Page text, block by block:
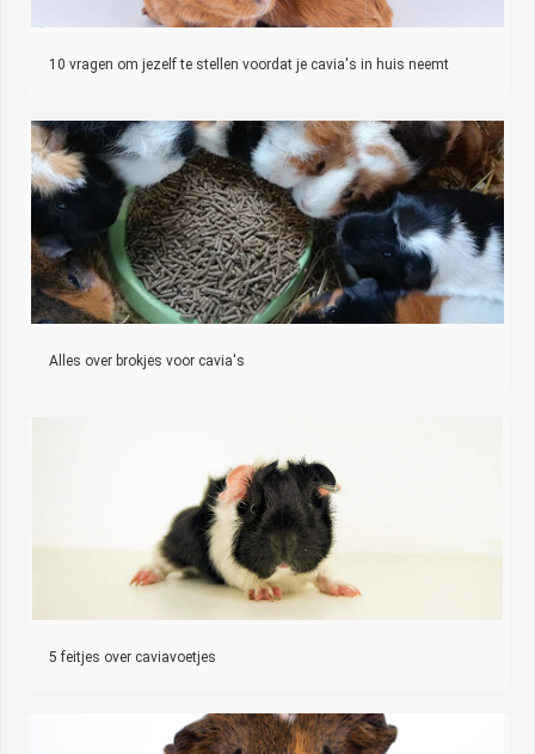
10 vragen om jezelf te stellen voordat je cavia's in huis neemt
Alles over brokjes voor cavia's
5 feitjes over caviavoetjes